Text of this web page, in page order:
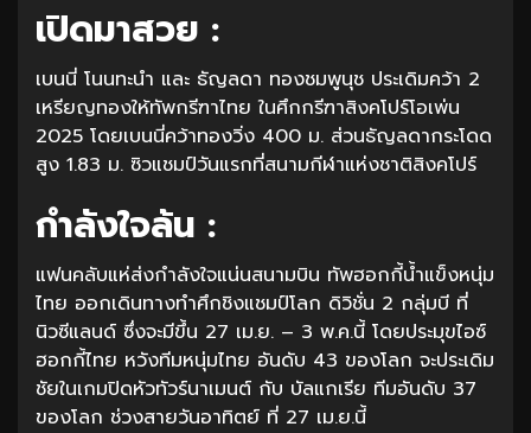
เปิดมาสวย :
เบนนี่ โนนทะนำ และ ธัญลดา ทองชมพูนุช ประเดิมคว้า 2
เหรียญทองให้ทัพกรีฑาไทย ในศึกกรีฑาสิงคโปร์โอเพ่น
2025 โดยเบนนี่คว้าทองวิ่ง 400 ม. ส่วนธัญลดากระโดด
สูง 1.83 ม. ซิวแชมป์วันแรกที่สนามกีฬาแห่งชาติสิงคโปร์
กำลังใจล้น :
แฟนคลับแห่ส่งกำลังใจแน่นสนามบิน ทัพฮอกกี้น้ำแข็งหนุ่ม
ไทย ออกเดินทางทำศึกชิงแชมป์โลก ดิวิชั่น 2 กลุ่มบี ที่
นิวซีแลนด์ ซึ่งจะมีขึ้น 27 เม.ย. – 3 พ.ค.นี้ โดยประมุขไอซ์
ฮอกกี้ไทย หวังทีมหนุ่มไทย อันดับ 43 ของโลก จะประเดิม
ชัยในเกมปิดหัวทัวร์นาเมนต์ กับ บัลแกเรีย ทีมอันดับ 37
ของโลก ช่วงสายวันอาทิตย์ ที่ 27 เม.ย.นี้